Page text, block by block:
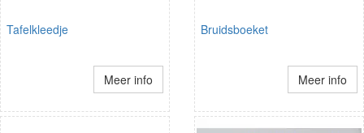
Tafelkleedje
Meer info
Bruidsboeket
Meer info